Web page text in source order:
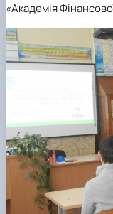
«Академія